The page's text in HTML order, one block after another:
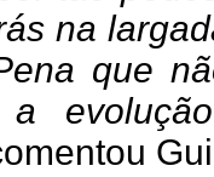
na
que